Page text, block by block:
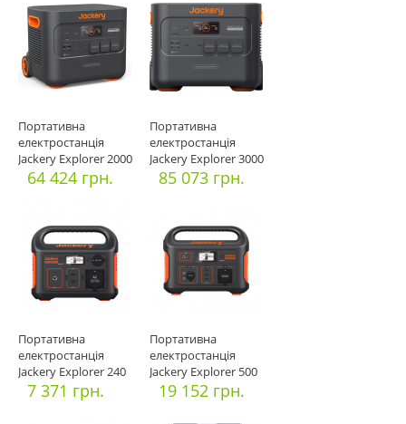
Портативна
електростанція
Jackery Explorer 2000
PLUS (Офіцій
64 424 грн.
Портативна
електростанція
Jackery Explorer 3000
PRO (Офіційн
85 073 грн.
Портативна
електростанція
Jackery Explorer 240
7 371 грн.
Портативна
електростанція
Jackery Explorer 500
19 152 грн.